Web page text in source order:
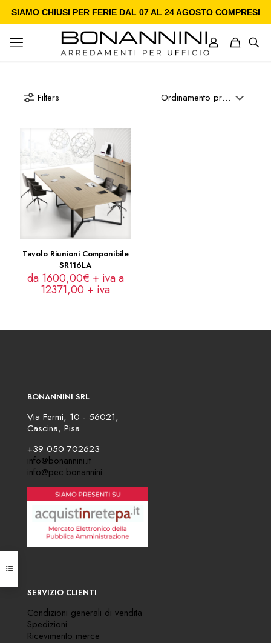
SIAMO CHIUSI PER FERIE DAL 07 AL 24 AGOSTO COMPRESI
Filters
Tavolo Riunioni Componibile
SR116LA
da 1600,00€ + iva a
12371,00 + iva
BONANNINI SRL
Via Fermi, 10 - 56021,
Cascina, Pisa
+39 050 702623
info@bonannini.it
info@pec.bonannini
SERVIZIO CLIENTI
Condizioni generali di vendita
Spedizioni
Ricevimento merce